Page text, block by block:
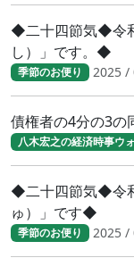
◆二十四節気◆令
し）」です。◆
季節のお便り 2025 /
債権者の4分の3の
八木宏之の経済時事ウ
◆二十四節気◆令
ゅ）」です◆
季節のお便り 2025 /